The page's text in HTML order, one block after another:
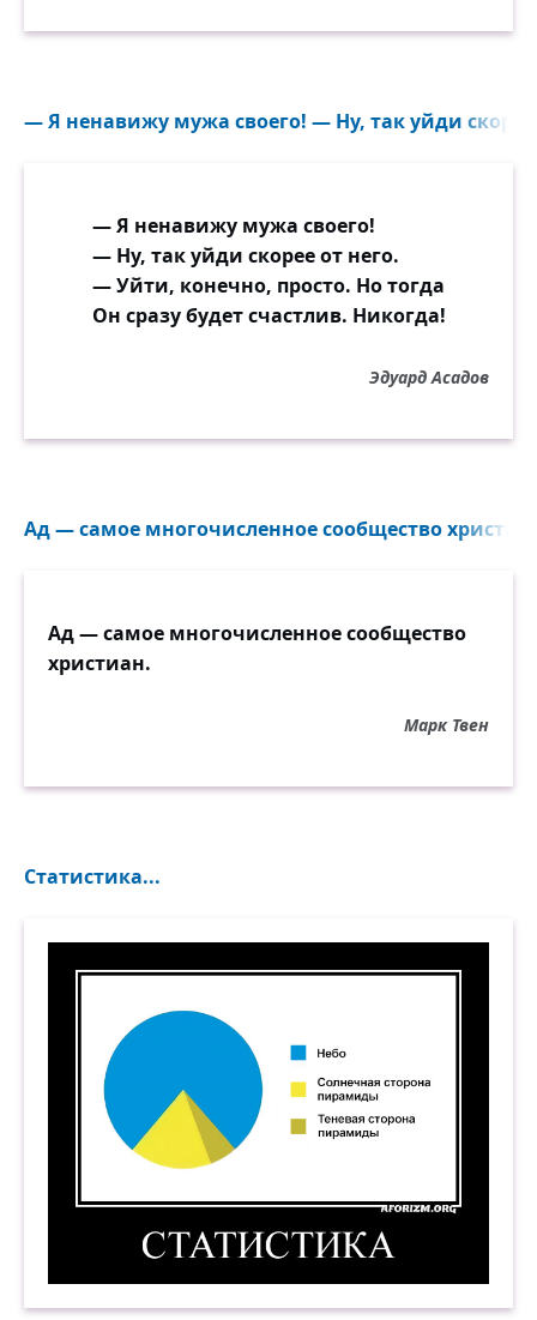
— Я ненавижу мужа своего! — Ну, так уйди скорее
— Я ненавижу мужа своего!
— Ну, так уйди скорее от него.
— Уйти, конечно, просто. Но тогда
Он сразу будет счастлив. Никогда!
Эдуард Асадов
Ад — самое многочисленное сообщество
Ад — самое многочисленное сообщество
христиан.
Марк Твен
Статистика...